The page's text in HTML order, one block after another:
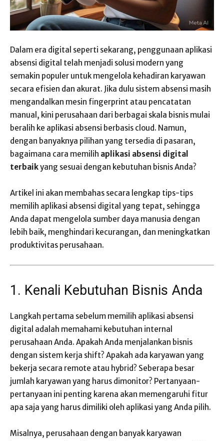
Dalam era digital seperti sekarang, penggunaan aplikasi
absensi digital telah menjadi solusi modern yang
semakin populer untuk mengelola kehadiran karyawan
secara efisien dan akurat. Jika dulu sistem absensi masih
mengandalkan mesin fingerprint atau pencatatan
manual, kini perusahaan dari berbagai skala bisnis mulai
beralih ke aplikasi absensi berbasis cloud. Namun,
dengan banyaknya pilihan yang tersedia di pasaran,
bagaimana cara memilih aplikasi absensi digital
terbaikyang sesuai dengan kebutuhan bisnis Anda?
Artikel ini akan membahas secara lengkap tips-tips
memilih aplikasi absensi digital yang tepat, sehingga
Anda dapat mengelola sumber daya manusia dengan
lebih baik, menghindari kecurangan, dan meningkatkan
produktivitas perusahaan.
1. Kenali Kebutuhan Bisnis Anda
Langkah pertama sebelum memilih aplikasi absensi
digital adalah memahami kebutuhan internal
perusahaan Anda. Apakah Anda menjalankan bisnis
dengan sistem kerja shift? Apakah ada karyawan yang
bekerja secara remote atau hybrid? Seberapa besar
jumlah karyawan yang harus dimonitor? Pertanyaan-
pertanyaan ini penting karena akan memengaruhi fitur
apa saja yang harus dimiliki oleh aplikasi yang Anda pilih.
Misalnya, perusahaan dengan banyak karyawan